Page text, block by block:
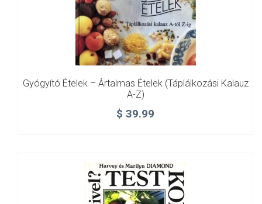
Gyógyító Ételek – Ártalmas Ételek (Táplálkozási Kalauz
A-Z)
$ 39.99